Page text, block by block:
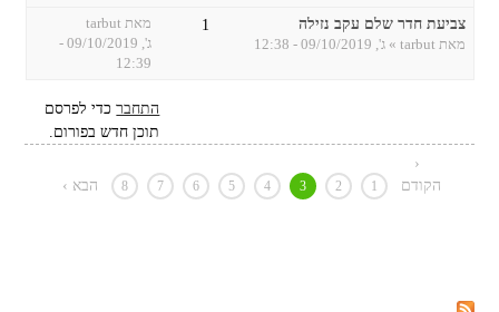
צביעת חדר שלם עקב נזילה
מאת tarbut » ג', 09/10/2019 - 12:38
1 מאת tarbut
ג', 09/10/2019 -
12:39
התחברכדי לפרסם
תוכן חדש בפורום.
‹
הקודם
1
2
3
4
5
6
7
8 הבא ›